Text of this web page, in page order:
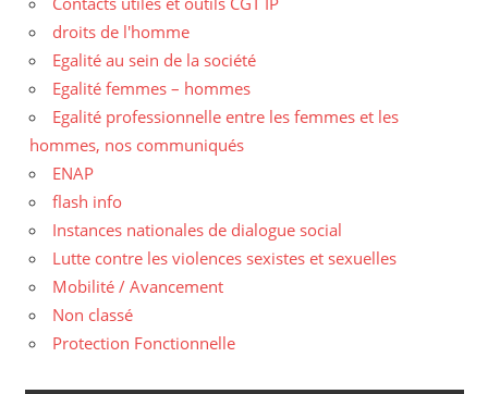
droits de l'homme
Egalité au sein de la société
Egalité femmes – hommes
Egalité professionnelle entre les femmes et les
hommes, nos communiqués
ENAP
flash info
Instances nationales de dialogue social
Lutte contre les violences sexistes et sexuelles
Mobilité / Avancement
Non classé
Protection Fonctionnelle